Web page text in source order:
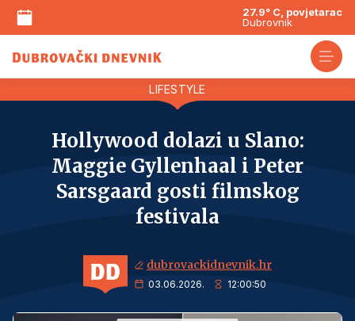
27.9° C, povjetarac
Dubrovnik
LIFESTYLE
Hollywood dolazi u Slano:
Maggie Gyllenhaal i Peter
Sarsgaard gosti filmskog
festivala
dubrovackidnevnik.hr
03.06.2026. 12:00:50